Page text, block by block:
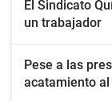
El Sindicato
un trabajador
Pese a las
acatamiento